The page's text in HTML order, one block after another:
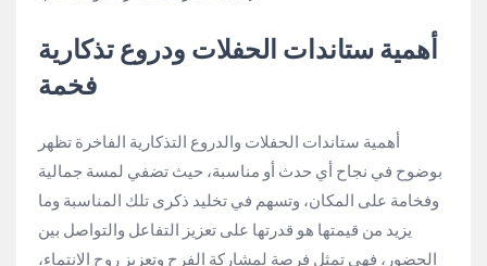
أهمية ستاندات الحفلات ودروع تذكارية
فخمة
أهمية ستاندات الحفلات والدروع التذكارية الفاخرة تظهر
بوضوح في نجاح أي حدث أو مناسبة، حيث تضفي لمسة جمالية
وفخامة على المكان، وتسهم في تخليد ذكرى تلك المناسبة وما
يزيد من قيمتها هو قدرتها على تعزيز التفاعل والتواصل بين
الحضور، فهي تمثل فرصة لمشاركة الفرح وتعزيز روح الانتماء،